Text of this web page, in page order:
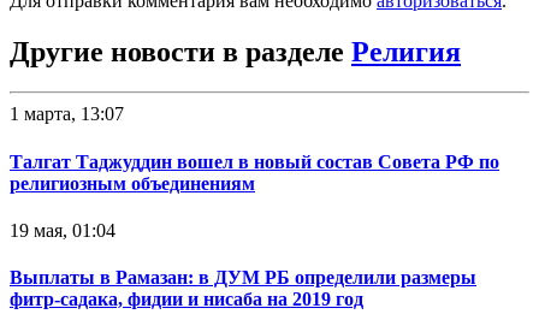
Другие новости в разделе Религия
1 марта, 13:07
Талгат Таджуддин вошел в новый состав Совета РФ по
религиозным объединениям
19 мая, 01:04
Выплаты в Рамазан: в ДУМ РБ определили размеры
фитр-садака, фидии и нисаба на 2019 год